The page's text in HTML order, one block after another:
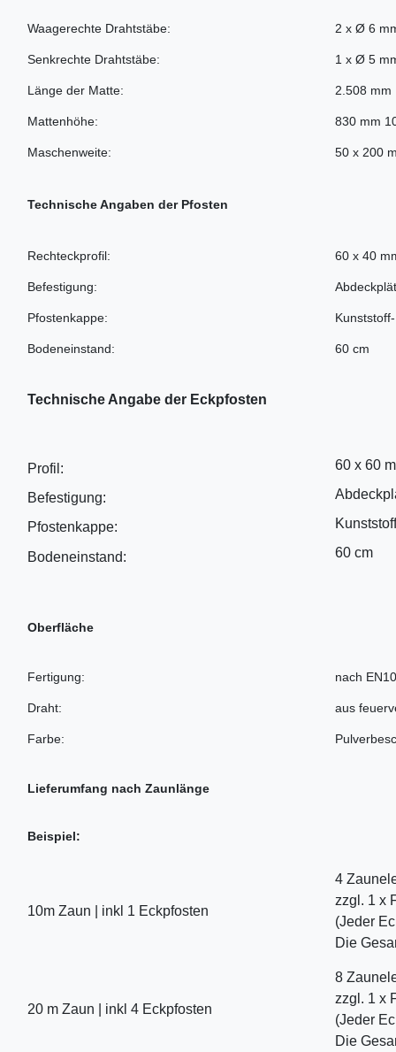
Waagerechte Drahtstäbe:
Senkrechte Drahtstäbe:
Länge der Matte:
Mattenhöhe:
Maschenweite:
2 x Ø 6
1 x Ø 5
2.508 mm
830 mm
50 x 200
Technische Angaben der Pfosten
Rechteckprofil:
Befestigung:
Pfostenkappe:
Bodeneinstand:
60 x 40
60 cm
Technische Angabe der Eckpfosten
Profil:
Befestigung:
Pfostenkappe:
Bodeneinstand:
60 x 60
60 cm
Oberfläche
Fertigung:
Draht:
Farbe:
nach
aus
Lieferumfang nach Zaunlänge
Beispiel:
10m Zaun | inkl 1 Eckpfosten
4
zzgl. 1 x
(Jeder
Die
20 m Zaun | inkl 4 Eckpfosten
8
zzgl. 1 x
(Jeder
Die